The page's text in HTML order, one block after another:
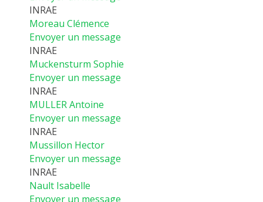
INRAE
Moreau Clémence
Envoyer un message
INRAE
Muckensturm Sophie
Envoyer un message
INRAE
MULLER Antoine
Envoyer un message
INRAE
Mussillon Hector
Envoyer un message
INRAE
Nault Isabelle
Envoyer un message